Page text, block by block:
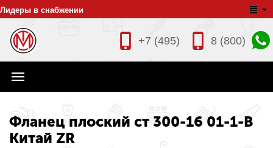
Лидеры в снабжении
8 (800)
+7 (495)
Фланец плоский ст 300-16 01-1-B
Китай ZR